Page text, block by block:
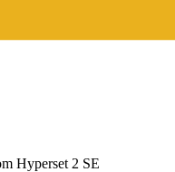
Hyperset 2 SE